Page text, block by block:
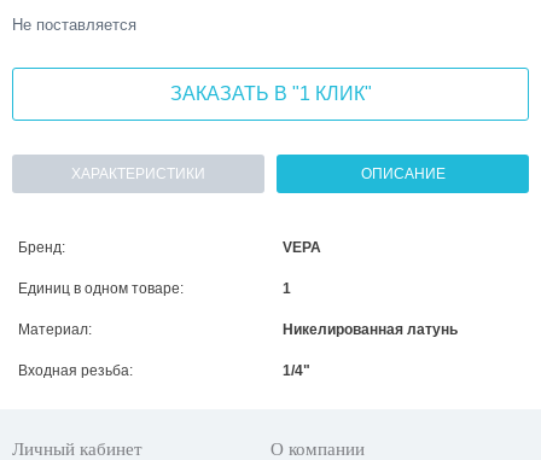
Не поставляется
ЗАКАЗАТЬ В "1 КЛИК"
ХАРАКТЕРИСТИКИ ОПИСАНИЕ
Бренд: VEPA
Единиц в одном товаре: 1
Материал: Никелированная латунь
Входная резьба: 1/4"
Личный кабинет О компании